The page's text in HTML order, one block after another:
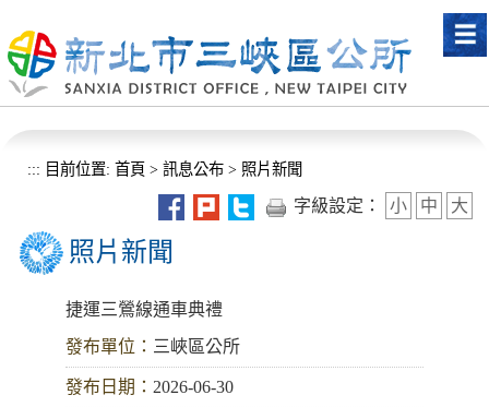
::: 目前位置: 首頁 > 訊息公布 > 照片新聞
字級設定： 小 中 大
照片新聞
捷運三鶯線通車典禮
發布單位： 三峽區公所
發布日期： 2026-06-30